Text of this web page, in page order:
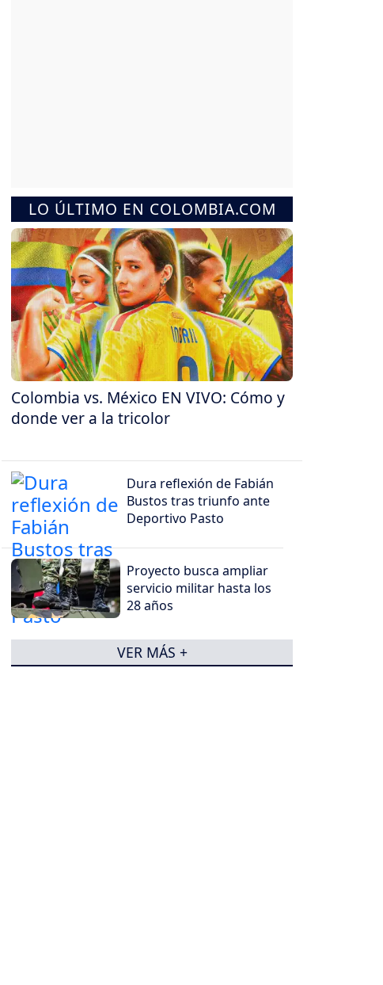
LO ÚLTIMO EN COLOMBIA.COM
Colombia vs. México EN VIVO: Cómo y
donde ver a la tricolor
Dura reflexión de Fabián
Bustos tras triunfo ante
Deportivo Pasto
Proyecto busca ampliar
servicio militar hasta los
28 años
VER MÁS +